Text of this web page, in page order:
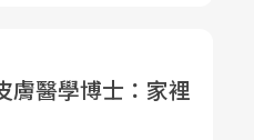
膚醫學博士：家裡